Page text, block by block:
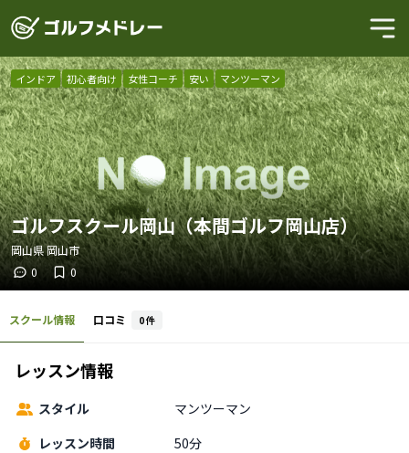
インドア 初心者向け 女性コーチ 安い マンツーマン
ゴルフスクール岡山（本間ゴルフ岡山店）
岡山県岡山市
0
0
スクール情報 口コミ 0件
レッスン情報
スタイル
マンツーマン
レッスン時間
50分